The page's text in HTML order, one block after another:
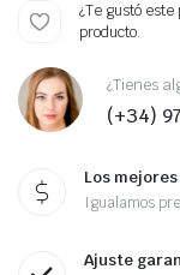
¿Te gustó este
producto.
¿Tienes
(+34)
Los
Igualamos
Ajuste